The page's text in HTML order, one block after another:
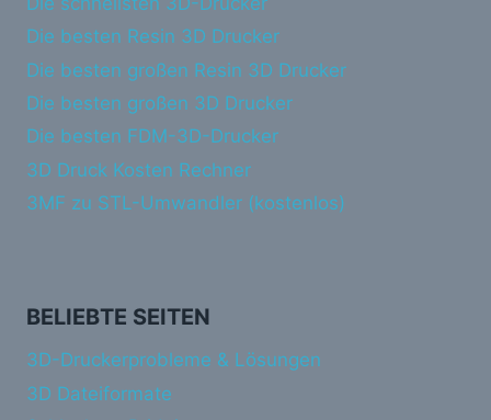
Die besten Resin 3D Drucker
Die besten großen Resin 3D Drucker
Die besten großen 3D Drucker
Die besten FDM-3D-Drucker
3D Druck Kosten Rechner
3MF zu STL-Umwandler (kostenlos)
BELIEBTE SEITEN
3D-Druckerprobleme & Lösungen
3D Dateiformate